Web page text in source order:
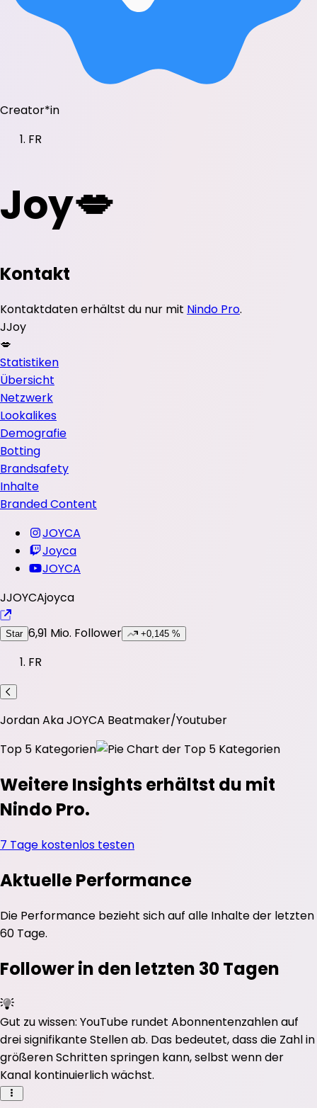
Creator*in
FR
Joy💋
Kontakt
Kontaktdaten erhältst du nur mit Nindo Pro.
JJoy
💋
Statistiken
Übersicht
Netzwerk
Lookalikes
Demografie
Botting
Brandsafety
Inhalte
Branded Content
JOYCA
Joyca
JOYCA
JJOYCAjoyca
Star 6,91 Mio. Follower +0,145 %
FR
Jordan Aka JOYCA Beatmaker/Youtuber
Top 5 Kategorien
Weitere Insights erhältst du mit
Nindo Pro.
7 Tage kostenlos testen
Aktuelle Performance
Die Performance bezieht sich auf alle Inhalte der letzten
60 Tage.
Follower in den letzten 30 Tagen
Gut zu wissen: YouTube rundet Abonnentenzahlen auf
drei signifikante Stellen ab. Das bedeutet, dass die Zahl in
größeren Schritten springen kann, selbst wenn der
Kanal kontinuierlich wächst.